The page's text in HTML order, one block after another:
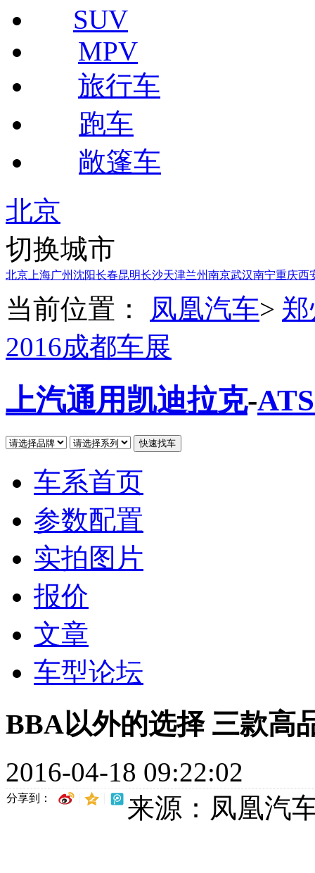
SUV
MPV
旅行车
跑车
敞篷车
北京
切换城市
北京 上海广州沈阳长春昆明长沙天津兰州南京武汉南宁重庆西
当前位置： 凤凰汽车>
2016成都车展
上汽通用凯迪拉克-
车系首页
参数配置
实拍图片
报价
文章
车型论坛
BBA以外的选择 三款高
2016-04-18 09:22:02
分享到： 来源：凤凰汽